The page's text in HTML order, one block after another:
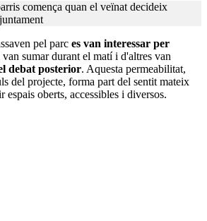
comença quan el veïnat decideix
pel parc es van interessar per
sumar durant el matí i d'altres van
debat posterior. Aquesta permeabilitat,
del projecte, forma part del sentit mateix
oberts, accessibles i diversos.